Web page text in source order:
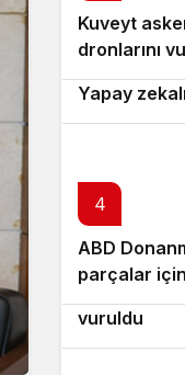
Kuveyt
dronlarını
3
Yapay
4
ABD
parçalar
5
vuruldu